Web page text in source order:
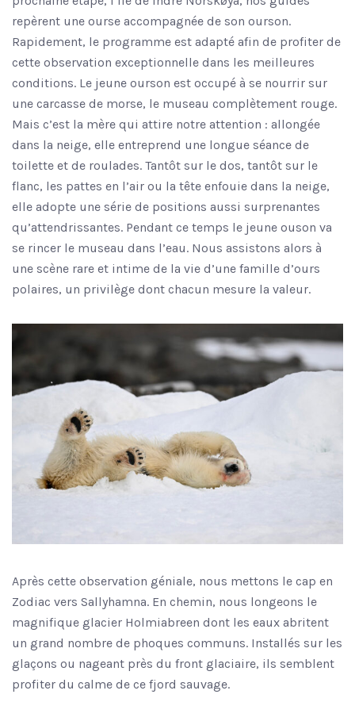
repèrent une ourse accompagnée de son ourson.
Rapidement, le programme est adapté afin de profiter de
cette observation exceptionnelle dans les meilleures
conditions. Le jeune ourson est occupé à se nourrir sur
une carcasse de morse, le museau complètement rouge.
Mais c’est la mère qui attire notre attention : allongée
dans la neige, elle entreprend une longue séance de
toilette et de roulades. Tantôt sur le dos, tantôt sur le
flanc, les pattes en l’air ou la tête enfouie dans la neige,
elle adopte une série de positions aussi surprenantes
qu’attendrissantes. Pendant ce temps le jeune ouson va
se rincer le museau dans l’eau. Nous assistons alors à
une scène rare et intime de la vie d’une famille d’ours
polaires, un privilège dont chacun mesure la valeur.
Après cette observation géniale, nous mettons le cap en
Zodiac vers Sallyhamna. En chemin, nous longeons le
magnifique glacier Holmiabreen dont les eaux abritent
un grand nombre de phoques communs. Installés sur les
glaçons ou nageant près du front glaciaire, ils semblent
profiter du calme de ce fjord sauvage.